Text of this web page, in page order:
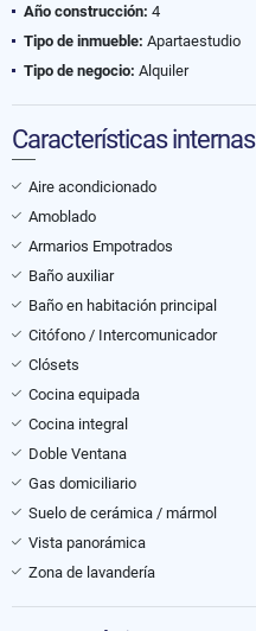
Año construcción: 4
Tipo de inmueble: Apartaestudio
Tipo de negocio: Alquiler
Características internas
Aire acondicionado
Amoblado
Armarios Empotrados
Baño auxiliar
Baño en habitación principal
Citófono / Intercomunicador
Clósets
Cocina equipada
Cocina integral
Doble Ventana
Gas domiciliario
Suelo de cerámica / mármol
Vista panorámica
Zona de lavandería